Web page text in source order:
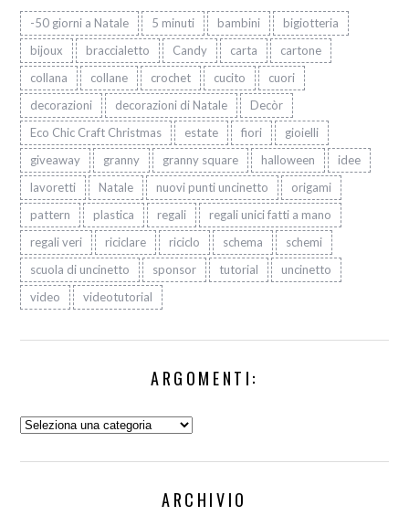
-50 giorni a Natale 5 minuti bambini
bigiotteria
bijoux
braccialetto Candy carta
cartone
collana
collane crochet cucito
cuori
decorazioni
decorazioni di Natale
Decòr
Eco Chic Craft Christmas
estate fiori
gioielli
giveaway
granny granny square halloween
idee
lavoretti
Natale nuovi punti uncinetto
origami
pattern
plastica regali
regali unici fatti a mano
regali veri
riciclare riciclo schema
schemi
scuola di uncinetto
sponsor tutorial
uncinetto
video
videotutorial
ARGOMENTI:
Argomenti:
ARCHIVIO